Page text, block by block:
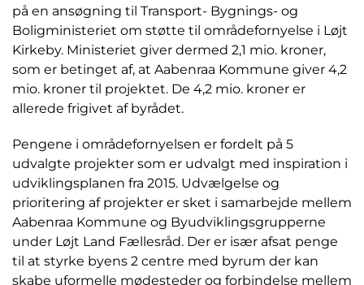
på en ansøgning til Transport- Bygnings- og
Boligministeriet om støtte til områdefornyelse i Løjt
Kirkeby. Ministeriet giver dermed 2,1 mio. kroner,
som er betinget af, at Aabenraa Kommune giver 4,2
mio. kroner til projektet. De 4,2 mio. kroner er
allerede frigivet af byrådet.
Pengene i områdefornyelsen er fordelt på 5
udvalgte projekter som er udvalgt med inspiration i
udviklingsplanen fra 2015. Udvælgelse og
prioritering af projekter er sket i samarbejde mellem
Aabenraa Kommune og Byudviklingsgrupperne
under Løjt Land Fællesråd. Der er især afsat penge
til at styrke byens 2 centre med byrum der kan
skabe uformelle mødesteder og forbindelse mellem